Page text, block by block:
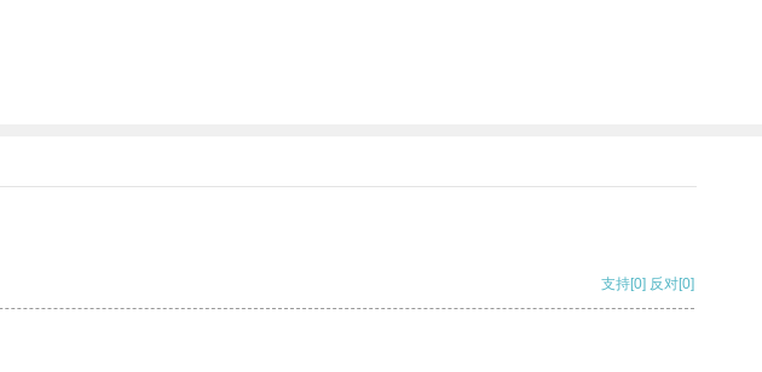
支持[0] 反对[0]